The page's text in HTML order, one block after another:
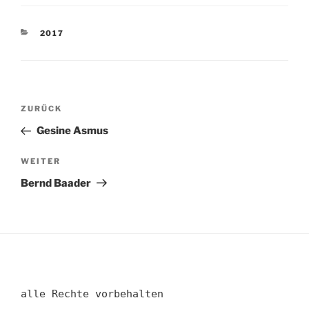
KATEGORIEN
2017
Beitragsnavigation
Vorheriger
Beitrag
ZURÜCK
Gesine Asmus
Nächster
Beitrag
WEITER
Bernd Baader
alle Rechte vorbehalten